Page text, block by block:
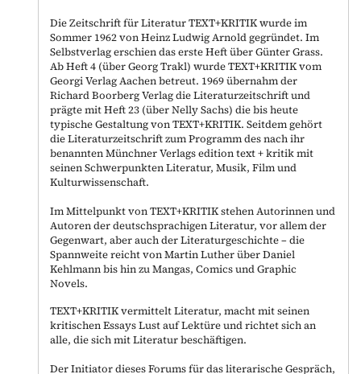
Die Zeitschrift für Literatur TEXT+KRITIK wurde im
Sommer 1962 von Heinz Ludwig Arnold gegründet. Im
Selbstverlag erschien das erste Heft über Günter Grass.
Ab Heft 4 (über Georg Trakl) wurde TEXT+KRITIK vom
Georgi Verlag Aachen betreut. 1969 übernahm der
Richard Boorberg Verlag die Literaturzeitschrift und
prägte mit Heft 23 (über Nelly Sachs) die bis heute
typische Gestaltung von TEXT+KRITIK. Seitdem gehört
die Literaturzeitschrift zum Programm des nach ihr
benannten Münchner Verlags edition text + kritik mit
seinen Schwerpunkten Literatur, Musik, Film und
Kulturwissenschaft.
Im Mittelpunkt von TEXT+KRITIK stehen Autorinnen und
Autoren der deutschsprachigen Literatur, vor allem der
Gegenwart, aber auch der Literaturgeschichte – die
Spannweite reicht von Martin Luther über Daniel
Kehlmann bis hin zu Mangas, Comics und Graphic
Novels.
TEXT+KRITIK vermittelt Literatur, macht mit seinen
kritischen Essays Lust auf Lektüre und richtet sich an
alle, die sich mit Literatur beschäftigen.
Der Initiator dieses Forums für das literarische Gespräch,